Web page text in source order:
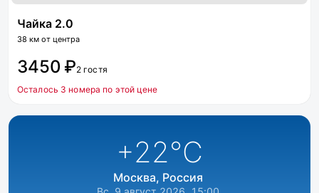
Чайка 2.0
38 км от центра
3450 ₽2 гостя
Осталось 3 номера по этой цене
+22°C
Москва, Россия